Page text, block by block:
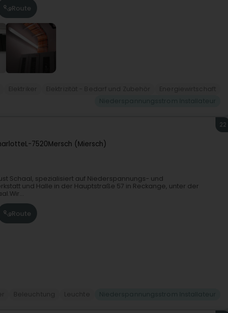
Route
L-7520Mersch (Miersch)
22
Schaal, spezialisiert auf Niederspannungs- und
und Halle in der Hauptstraße 57 in Reckange, unter der
Route